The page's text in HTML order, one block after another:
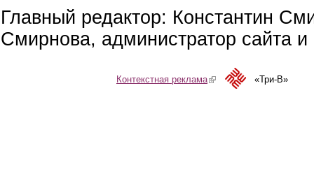
Главный редактор: Константин
Смирнова, администратор сайта
Контекстная реклама(link is external)«Три-В»